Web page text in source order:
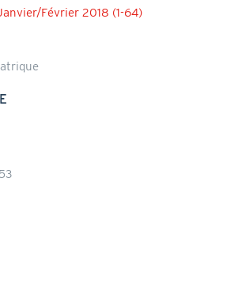
Février 2018 (1-64)